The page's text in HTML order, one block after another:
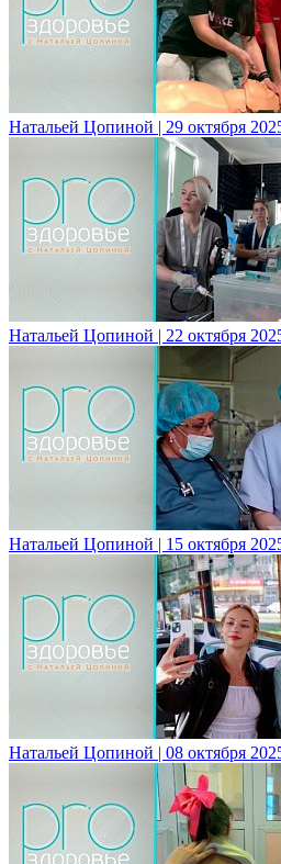
Натальей Цопиной | 29 октября
Натальей Цопиной | 22 октября
Натальей Цопиной | 15 октября
Натальей Цопиной | 08 октября